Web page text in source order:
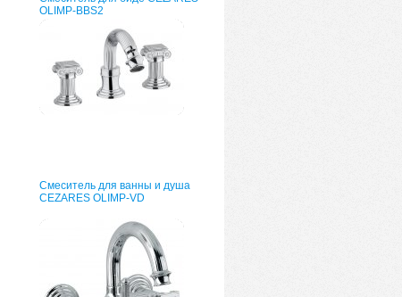
OLIMP-BBS2
Смеситель для ванны и душа
CEZARES OLIMP-VD